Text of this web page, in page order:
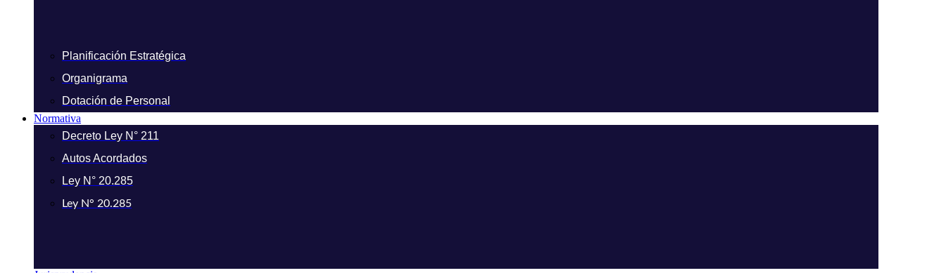
Planificación Estratégica
Organigrama
Dotación de Personal
Normativa
Decreto Ley N° 211
Autos Acordados
Ley N° 20.285
Ley N° 20.285